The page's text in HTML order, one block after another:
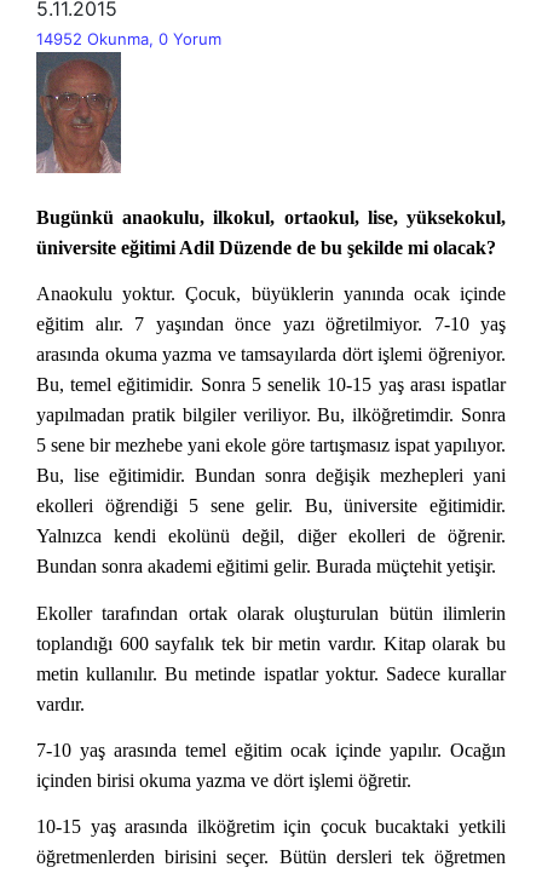
5.11.2015
14952 Okunma, 0 Yorum
Bugünkü anaokulu, ilkokul, ortaokul, lise, yüksekokul,
üniversite eğitimi Adil Düzende de bu şekilde mi olacak?
Anaokulu yoktur. Çocuk, büyüklerin yanında ocak içinde
eğitim alır. 7 yaşından önce yazı öğretilmiyor. 7-10 yaş
arasında okuma yazma ve tamsayılarda dört işlemi öğreniyor.
Bu, temel eğitimidir. Sonra 5 senelik 10-15 yaş arası ispatlar
yapılmadan pratik bilgiler veriliyor. Bu, ilköğretimdir. Sonra
5 sene bir mezhebe yani ekole göre tartışmasız ispat yapılıyor.
Bu, lise eğitimidir. Bundan sonra değişik mezhepleri yani
ekolleri öğrendiği 5 sene gelir. Bu, üniversite eğitimidir.
Yalnızca kendi ekolünü değil, diğer ekolleri de öğrenir.
Bundan sonra akademi eğitimi gelir. Burada müçtehit yetişir.
Ekoller tarafından ortak olarak oluşturulan bütün ilimlerin
toplandığı 600 sayfalık tek bir metin vardır. Kitap olarak bu
metin kullanılır. Bu metinde ispatlar yoktur. Sadece kurallar
vardır.
7-10 yaş arasında temel eğitim ocak içinde yapılır. Ocağın
içinden birisi okuma yazma ve dört işlemi öğretir.
10-15 yaş arasında ilköğretim için çocuk bucaktaki yetkili
öğretmenlerden birisini seçer. Bütün dersleri tek öğretmen